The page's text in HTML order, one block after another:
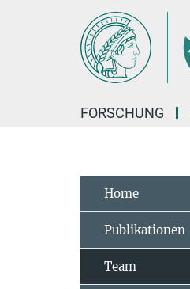
FORSCHUNG
Home
Publikationen
Team